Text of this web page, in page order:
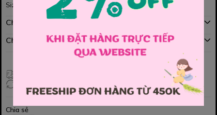
Size : 130 , 140 , 150 , 160 , 170 , 180
Chính sách mua hàng
Chính sách đổi hàng
Đổi hàng 3 ngày (HCM), 7 ngày (Tỉnh)
Chia sẻ